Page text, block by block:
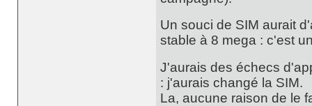
Un souci de SIM aurait
stable à 8 mega : c'est
J'aurais des échecs
: j'aurais changé la SIM.
La, aucune raison de le